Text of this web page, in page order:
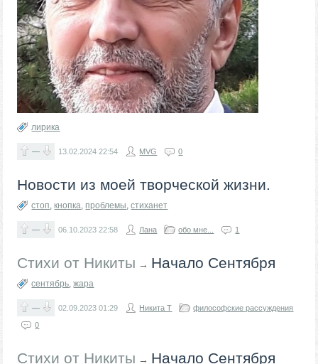
лирика
— 13.02.202422:54 MVG 0
Новости из моей творческой жизни.
стоп,кнопка, проблемы,стиханет
— 06.10.202322:58 Лана обо мне... 1
Стихи от Никиты → Начало Сентября
сентябрь,жара
— 02.09.202301:29 Никита Т
философские рассуждения
0
Стихи от Никиты → Начало Сентября